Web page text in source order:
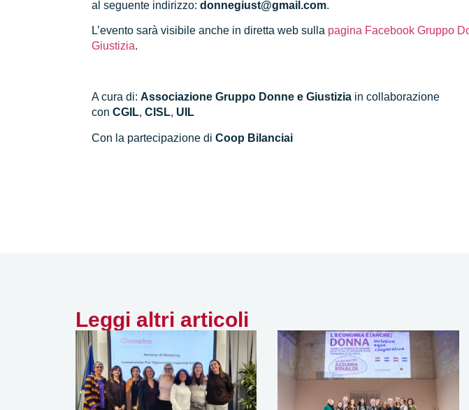
al seguente indirizzo:donnegiust@gmail.com.
L’evento sarà visibile anche in diretta web sulla pagina Facebook Gruppo
Giustizia.
A cura di:Associazione Gruppo Donne e Giustizia in collaborazione
conCGIL,CISL, UIL
Con la partecipazione diCoop Bilanciai
Leggi altri articoli